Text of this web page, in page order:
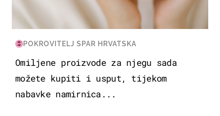
POKROVITELJ SPAR HRVATSKA
Omiljene proizvode za njegu sada
možete kupiti i usput, tijekom
nabavke namirnica...